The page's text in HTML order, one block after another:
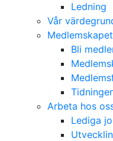
Ledning
Vår
Medlemskapet
Bli
Arbeta hos
Lediga